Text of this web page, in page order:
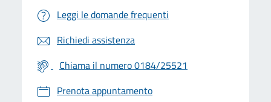
Leggi le domande frequenti
Richiedi assistenza
Chiama il numero 0184/25521
Prenota appuntamento